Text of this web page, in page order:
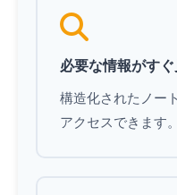
必要な情報がす
構造化されたノー
アクセスできます。